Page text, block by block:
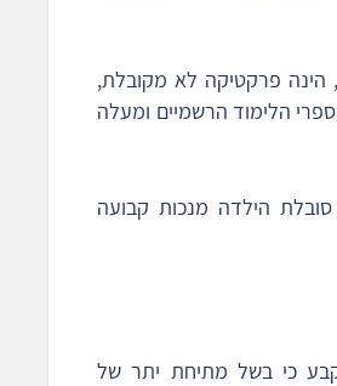
הינה פרקטיקה לא מקובלת,
הלימוד הרשמיים ומעלה
הילדה מנכות קבועה
כי בשל מתיחת יתר של